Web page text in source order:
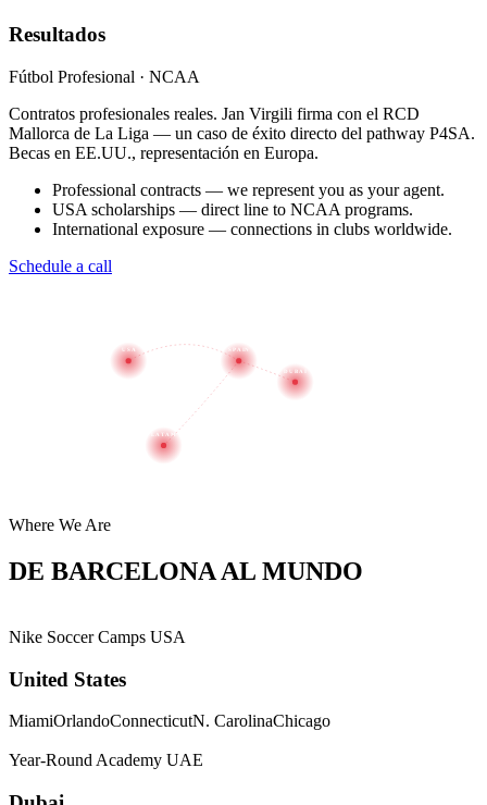
Resultados
Fútbol Profesional · NCAA
Contratos profesionales reales. Jan Virgili firma con el RCD
Mallorca de La Liga — un caso de éxito directo del pathway P4SA.
Becas en EE.UU., representación en Europa.
Professional contracts — we represent you as your agent.
USA scholarships — direct line to NCAA programs.
International exposure — connections in clubs worldwide.
Schedule a call
USA SPAIN
DUBAI
LATAM
Where We Are
DE BARCELONA AL MUNDO
Nike Soccer Camps USA
United States
MiamiOrlandoConnecticutN. CarolinaChicago
Year-Round Academy UAE